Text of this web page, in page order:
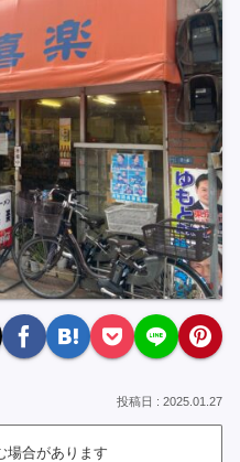
2025.01.27
場合があります